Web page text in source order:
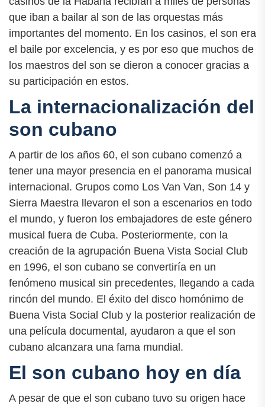
que iban a bailar al son de las orquestas más
importantes del momento. En los casinos, el son era
el baile por excelencia, y es por eso que muchos de
los maestros del son se dieron a conocer gracias a
su participación en estos.
La internacionalización del
son cubano
A partir de los años 60, el son cubano comenzó a
tener una mayor presencia en el panorama musical
internacional. Grupos como Los Van Van, Son 14 y
Sierra Maestra llevaron el son a escenarios en todo
el mundo, y fueron los embajadores de este género
musical fuera de Cuba. Posteriormente, con la
creación de la agrupación Buena Vista Social Club
en 1996, el son cubano se convertiría en un
fenómeno musical sin precedentes, llegando a cada
rincón del mundo. El éxito del disco homónimo de
Buena Vista Social Club y la posterior realización de
una película documental, ayudaron a que el son
cubano alcanzara una fama mundial.
El son cubano hoy en día
A pesar de que el son cubano tuvo su origen hace